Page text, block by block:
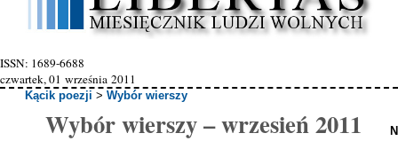
ISSN: 1689-6688
czwartek, 01 września 2011
Kącik poezji >Wybór wierszy
Wybór wierszy – wrzesień 2011